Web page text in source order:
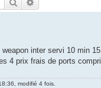
inter servi 10 min
4 prix frais de ports
modifié 4 fois.